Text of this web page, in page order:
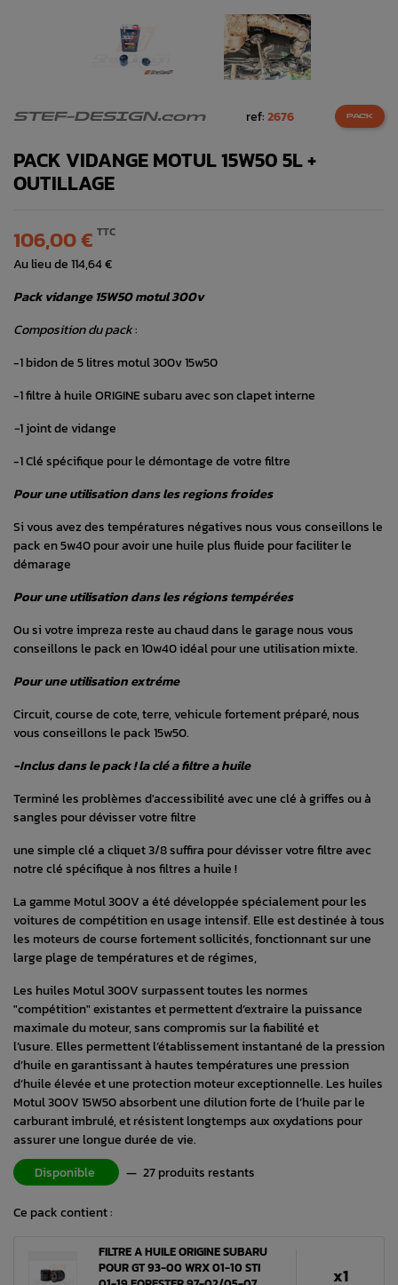
STEF-DESIGN.com ref:2676 PACK
PACK VIDANGE MOTUL 15W50 5L +
OUTILLAGE
106,00 € TTC
Au lieu de 114,64 €
Pack vidange 15W50 motul 300v
Composition du pack:
-1 bidon de 5 litres motul 300v 15w50
-1 filtre à huile ORIGINE subaru avec son clapet interne
-1 joint de vidange
-1 Clé spécifique pour le démontage de votre filtre
Pour une utilisation dans les regions froides
Si vous avez des températures négatives nous vous conseillons le
pack en 5w40 pour avoir une huile plus fluide pour faciliter le
démarage
Pour une utilisation dans les régions tempérées
Ou si votre impreza reste au chaud dans le garage nous vous
conseillons le pack en 10w40 idéal pour une utilisation mixte.
Pour une utilisation extréme
Circuit, course de cote, terre, vehicule fortement préparé, nous
vous conseillons le pack 15w50.
-Inclus dans le pack ! la clé a filtre a huile
Terminé les problèmes d'accessibilité avec une clé à griffes ou à
sangles pour dévisser votre filtre
une simple clé a cliquet 3/8 suffira pour dévisser votre filtre avec
notre clé spécifique à nos filtres a huile !
La gamme Motul 300V a été développée spécialement pour les
voitures de compétition en usage intensif. Elle est destinée à tous
les moteurs de course fortement sollicités, fonctionnant sur une
large plage de températures et de régimes,
Les huiles Motul 300V surpassent toutes les normes
"compétition" existantes et permettent d’extraire la puissance
maximale du moteur, sans compromis sur la fiabilité et
l’usure. Elles permettent l’établissement instantané de la pression
d’huile en garantissant à hautes températures une pression
d’huile élevée et une protection moteur exceptionnelle. Les huiles
Motul 300V 15W50 absorbent une dilution forte de l’huile par le
carburant imbrulé, et résistent longtemps aux oxydations pour
assurer une longue durée de vie.
Disponible
— 27 produits restants
Ce pack contient :
FILTRE A HUILE ORIGINE SUBARU
POUR GT 93-00 WRX 01-10 STI
x1